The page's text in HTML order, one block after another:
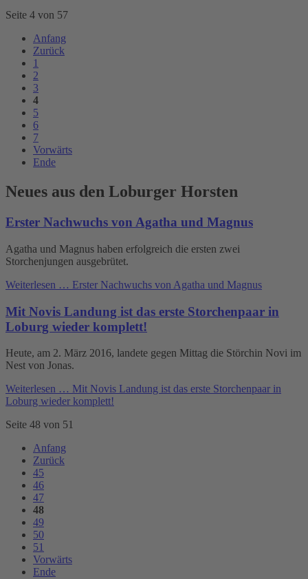
Seite 4 von 57
Anfang
Zurück
1
2
3
4
5
6
7
Vorwärts
Ende
Neues aus den Loburger Horsten
Erster Nachwuchs von Agatha und Magnus
Agatha und Magnus haben erfolgreich die ersten zwei
Storchenjungen ausgebrütet.
Weiterlesen … Erster Nachwuchs von Agatha und Magnus
Mit Novis Landung ist das erste Storchenpaar in
Loburg wieder komplett!
Heute, am 2. März 2016, landete gegen Mittag die Störchin Novi im
Nest von Jonas.
Weiterlesen … Mit Novis Landung ist das erste Storchenpaar in
Loburg wieder komplett!
Seite 48 von 51
Anfang
Zurück
45
46
47
48
49
50
51
Vorwärts
Ende